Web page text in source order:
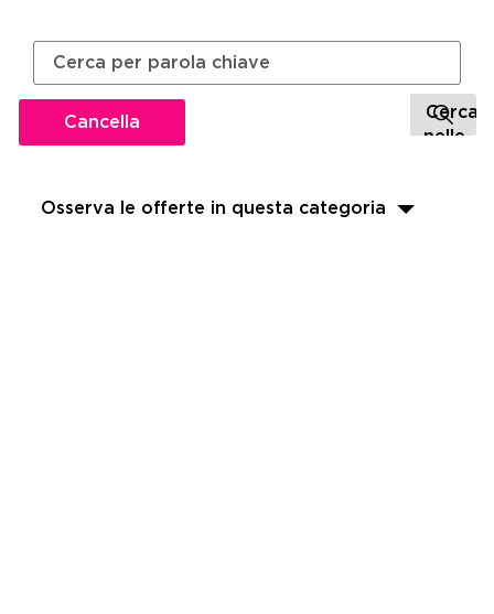
Cancella
Osserva le offerte in questa categoria